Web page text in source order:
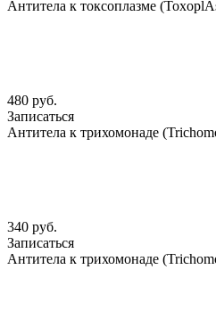
Антитела к токсоплазме
480 руб.
Записаться
Антитела к трихомонаде
340 руб.
Записаться
Антитела к трихомонаде